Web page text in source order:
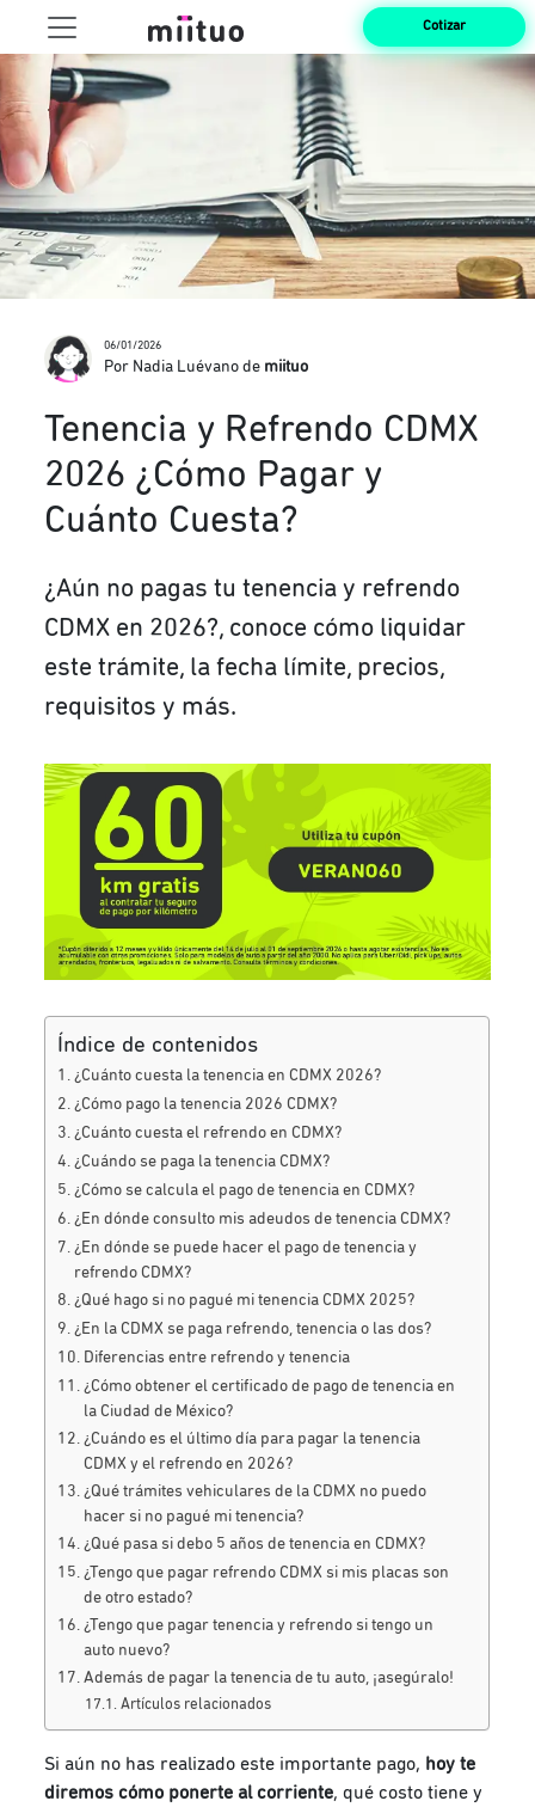
Cotizar
06/01/2026
Por Nadia Luévano de miituo
Tenencia y Refrendo CDMX
2026 ¿Cómo Pagar y
Cuánto Cuesta?
¿Aún no pagas tu tenencia y refrendo
CDMX en 2026?, conoce cómo liquidar
este trámite, la fecha límite, precios,
requisitos y más.
Índice de contenidos
¿Cuánto cuesta la tenencia en CDMX 2026?
¿Cómo pago la tenencia 2026 CDMX?
¿Cuánto cuesta el refrendo en CDMX?
¿Cuándo se paga la tenencia CDMX?
¿Cómo se calcula el pago de tenencia en CDMX?
¿En dónde consulto mis adeudos de tenencia CDMX?
¿En dónde se puede hacer el pago de tenencia y
refrendo CDMX?
¿Qué hago si no pagué mi tenencia CDMX 2025?
¿En la CDMX se paga refrendo, tenencia o las dos?
Diferencias entre refrendo y tenencia
¿Cómo obtener el certificado de pago de tenencia en
la Ciudad de México?
¿Cuándo es el último día para pagar la tenencia
CDMX y el refrendo en 2026?
¿Qué trámites vehiculares de la CDMX no puedo
hacer si no pagué mi tenencia?
¿Qué pasa si debo 5 años de tenencia en CDMX?
¿Tengo que pagar refrendo CDMX si mis placas son
de otro estado?
¿Tengo que pagar tenencia y refrendo si tengo un
auto nuevo?
Además de pagar la tenencia de tu auto, ¡asegúralo!
Artículos relacionados
Si aún no has realizado este importante pago, hoy te
diremos cómo ponerte al corriente, qué costo tiene y